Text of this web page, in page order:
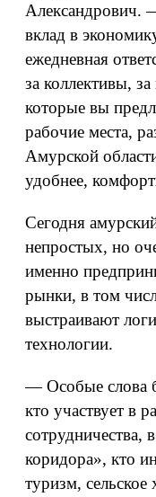
Александрович.
вклад в
ежедневная
за коллективы,
которые вы
рабочие места,
Амурской
удобнее,
Сегодня
непростых, но
именно
рынки, в том
выстраивают
технологии.
— Особые слова
кто участвует в
сотрудничества,
коридора», кто
туризм, сельское